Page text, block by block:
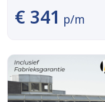
€ 341 p/m